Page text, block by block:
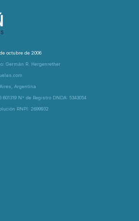
octubre de 2006
Germán R. Hergenrether
Argentina
N° de Registro DNDA: 5343054
RNPI: 2699932